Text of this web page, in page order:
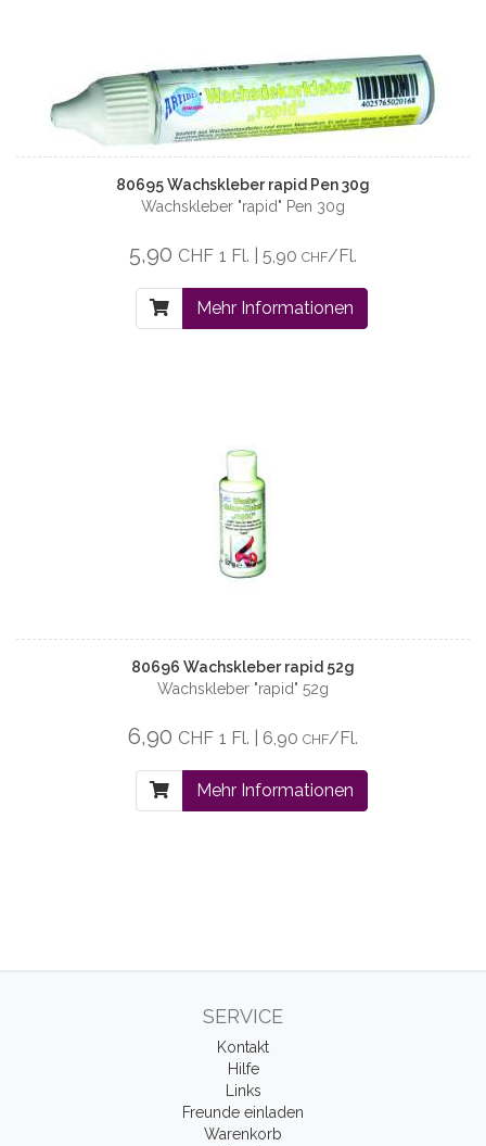
80695 Wachskleber rapid Pen 30g
Wachskleber "rapid" Pen 30g
5,90 CHF 1 Fl. | 5,90 CHF/Fl.
Mehr Informationen
80696 Wachskleber rapid 52g
Wachskleber "rapid" 52g
6,90 CHF 1 Fl. | 6,90 CHF/Fl.
Mehr Informationen
SERVICE
Kontakt
Hilfe
Links
Freunde einladen
Warenkorb